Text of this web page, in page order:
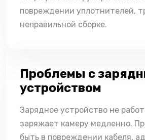
повреждении уплотнителей,
неправильной сборке.
Проблемы с
устройством
Зарядное устройство не
заряжает камеру медленно.
быть в повреждении кабеля,